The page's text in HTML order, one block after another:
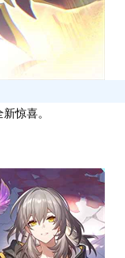
惊喜。